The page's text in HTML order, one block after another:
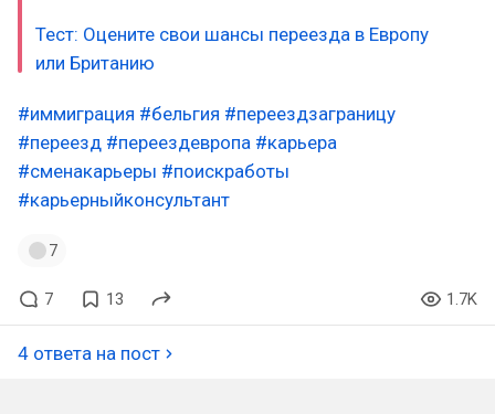
Тест: Оцените свои шансы переезда в Европу
или Британию
#иммиграция #бельгия #переездзаграницу
#переезд #переездевропа #карьера
#сменакарьеры #поискработы
#карьерныйконсультант
7
7 13 1.7K
4 ответа на пост